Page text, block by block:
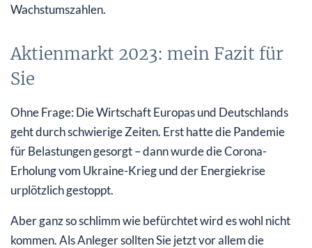
Wachstumszahlen.
Aktienmarkt 2023: mein Fazit für
Sie
Ohne Frage: Die Wirtschaft Europas und Deutschlands
geht durch schwierige Zeiten. Erst hatte die Pandemie
für Belastungen gesorgt – dann wurde die Corona-
Erholung vom Ukraine-Krieg und der Energiekrise
urplötzlich gestoppt.
Aber ganz so schlimm wie befürchtet wird es wohl nicht
kommen. Als Anleger sollten Sie jetzt vor allem die